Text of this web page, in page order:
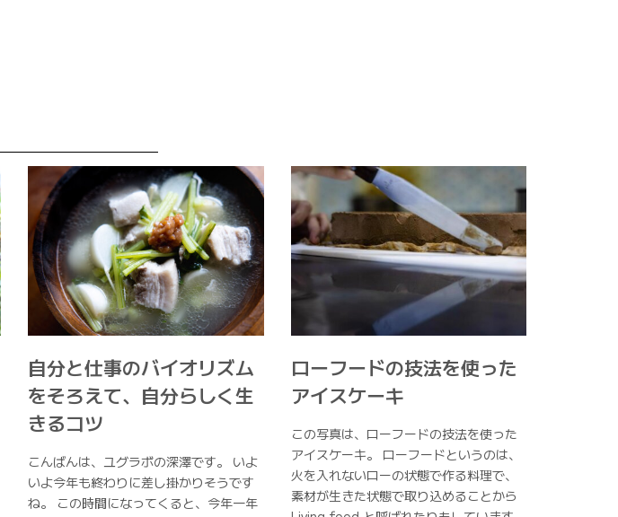
自分と仕事のバイオリズム
をそろえて、自分らしく生
きるコツ
こんばんは、ユグラボの深澤です。 いよ
いよ今年も終わりに差し掛かりそうです
ね。 この時間になってくると、今年一年
ローフードの技法を使った
アイスケーキ
この写真は、ローフードの技法を使った
アイスケーキ。 ローフードというのは、
火を入れないローの状態で作る料理で、
素材が生きた状態で取り込めることから